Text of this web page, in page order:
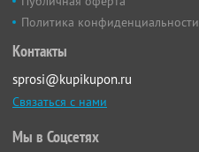
Политика конфиденциальности
Контакты
sprosi@kupikupon.ru
Связаться с нами
Мы в Соцсетях